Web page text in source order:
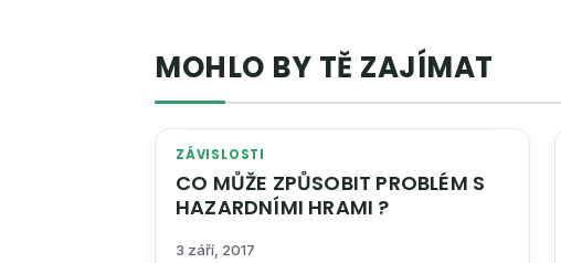
MOHLO BY TĚ ZAJÍMAT
ZÁVISLOSTI
CO MŮŽE ZPŮSOBIT PROBLÉM S
HAZARDNÍMI HRAMI ?
3 září, 2017